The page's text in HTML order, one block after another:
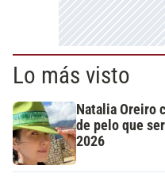
Lo más visto
Natalia Oreiro
de pelo que
2026